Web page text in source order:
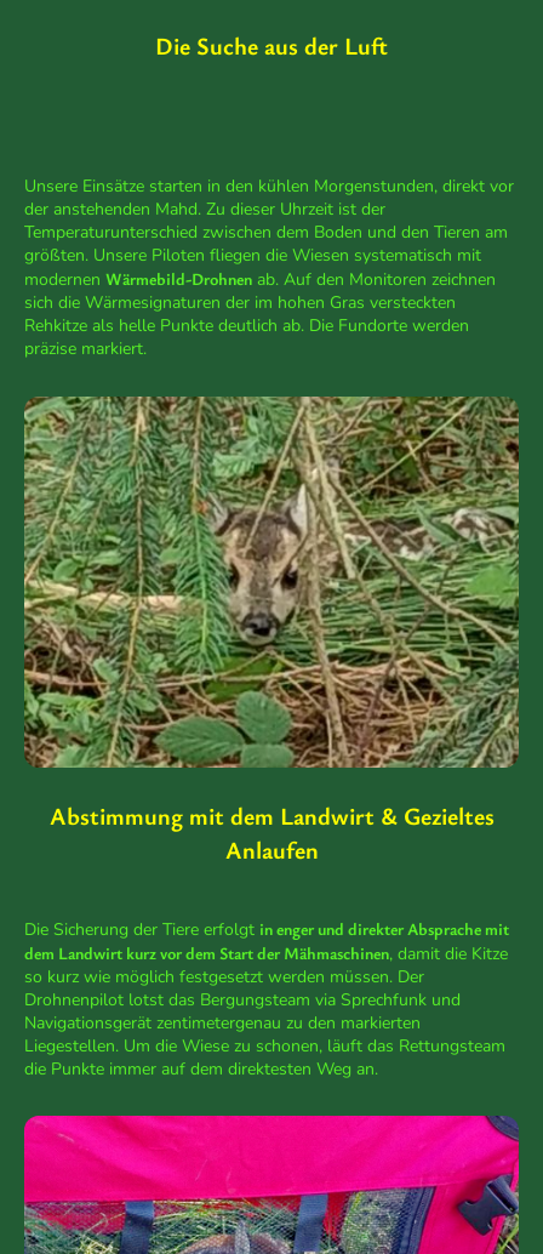
Die Suche aus der Luft
Unsere Einsätze starten in den kühlen Morgenstunden, direkt vor
der anstehenden Mahd. Zu dieser Uhrzeit ist der
Temperaturunterschied zwischen dem Boden und den Tieren am
größten. Unsere Piloten fliegen die Wiesen systematisch mit
modernen Wärmebild-Drohnen ab. Auf den Monitoren zeichnen
sich die Wärmesignaturen der im hohen Gras versteckten
Rehkitze als helle Punkte deutlich ab. Die Fundorte werden
präzise markiert.
Abstimmung mit dem Landwirt & Gezieltes
Anlaufen
Die Sicherung der Tiere erfolgt in enger und direkter Absprache mit
dem Landwirt kurz vor dem Start der Mähmaschinen, damit die Kitze
so kurz wie möglich festgesetzt werden müssen. Der
Drohnenpilot lotst das Bergungsteam via Sprechfunk und
Navigationsgerät zentimetergenau zu den markierten
Liegestellen. Um die Wiese zu schonen, läuft das Rettungsteam
die Punkte immer auf dem direktesten Weg an.